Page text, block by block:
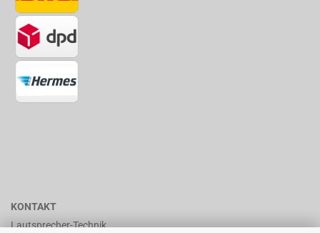
KONTAKT
Lautsprecher-Technik